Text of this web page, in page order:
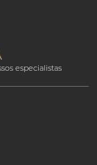
especialistas